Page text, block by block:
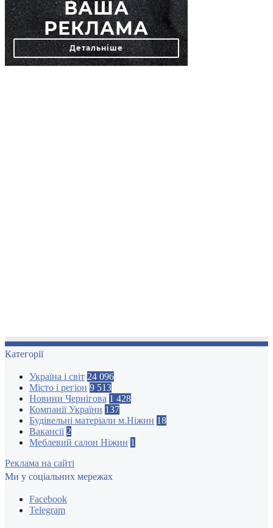
Категорії
Україна і світ 24 096
Місто і регіон 9 513
Новини Чернігова 1 428
Компанії України 137
Будівельні матеріали м.Ніжин 18
Вакансії 2
Меблевий салон Ніжин 1
Реклама на сайті
Ми у соціальних мережах
Facebook
Telegram